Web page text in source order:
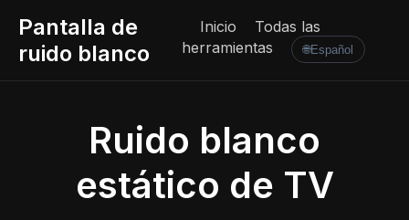
Pantalla de
ruido blanco
Inicio
Todas las
herramientas
🌐Español
Ruido blanco
estático de TV